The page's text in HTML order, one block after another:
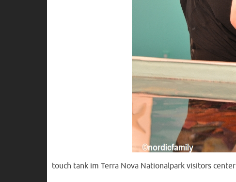
touch tank im Terra Nova Nationalpark visitors center